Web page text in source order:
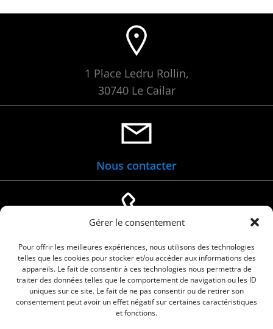
Gérer le consentement
Pour offrir les meilleures expériences, nous utilisons des technologies
telles que les cookies pour stocker et/ou accéder aux informations des
appareils. Le fait de consentir à ces technologies nous permettra de
traiter des données telles que le comportement de navigation ou les ID
uniques sur ce site. Le fait de ne pas consentir ou de retirer son
consentement peut avoir un effet négatif sur certaines caractéristiques
et fonctions.
1 Place Ledru Rollin,
30740 Le Cailar
Nous contacter
04 66 88 01 05